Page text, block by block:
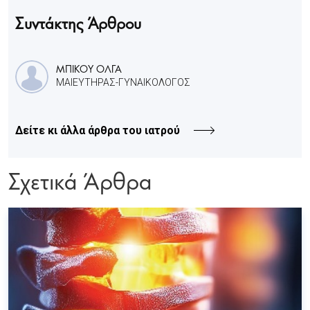
Συντάκτης Άρθρου
ΜΠΙΚΟΥ ΟΛΓΑ
ΜΑΙΕΥΤΗΡΑΣ-ΓΥΝΑΙΚΟΛΟΓΟΣ
Δείτε κι άλλα άρθρα του ιατρού
Σχετικά Άρθρα